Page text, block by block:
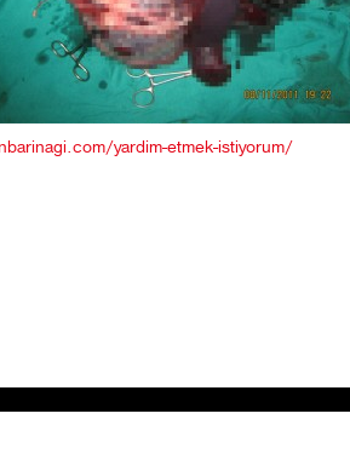
yardim-etmek-istiyorum/